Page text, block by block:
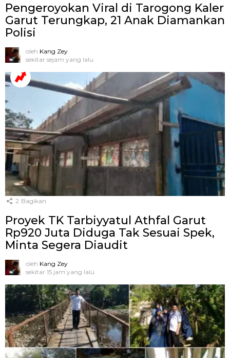
Pengeroyokan Viral di Tarogong Kaler
Garut Terungkap, 21 Anak Diamankan
Polisi
oleh Kang Zey
sekitar sejam yang lalu
2 Bagikan
Proyek TK Tarbiyyatul Athfal Garut
Rp920 Juta Diduga Tak Sesuai Spek,
Minta Segera Diaudit
oleh Kang Zey
sekitar 15 jam yang lalu